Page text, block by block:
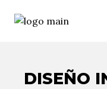
DISEÑO